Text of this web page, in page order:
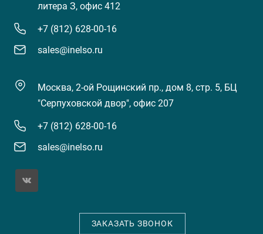
литера З, офис 412
+7 (812) 628-00-16
sales@inelso.ru
Москва, 2-ой Рощинский пр., дом 8, стр. 5, БЦ
"Серпуховской двор", офис 207
+7 (812) 628-00-16
sales@inelso.ru
ЗАКАЗАТЬ ЗВОНОК